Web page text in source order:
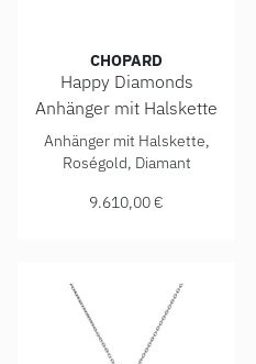
CHOPARD
Happy Diamonds
Anhänger mit Halskette
Chopard Happy Diamonds
Anhänger mit Halskette,
Roségold, Diamant
9.610,00 €